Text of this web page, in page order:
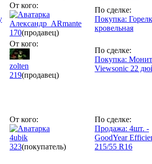
От кого:
Александр_ARmante
170(продавец)
По сделке:
Покупка:
кровельная
От кого:
zоlten
219(продавец)
По сделке:
Покупка:
Viewsonic 22
От кого:
4ubik
323(покупатель)
По сделке:
Продажа: 4шт. -
GoodYear
215/55 R16